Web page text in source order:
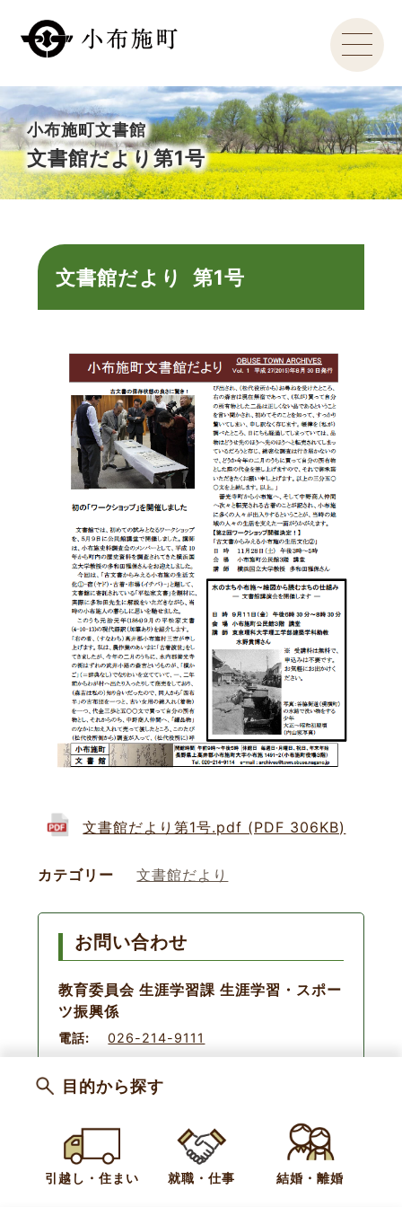
小布施町文書館
文書館だより第1号
文書館だより 第1号
文書館だより第1号.pdf (PDF 306KB)
カテゴリー 文書館だより
お問い合わせ
教育委員会 生涯学習課 生涯学習・スポー
ツ振興係
電話: 026-214-9111
ご利用案内
新着情報
目的から探す
引越し・住まい 就職・仕事 結婚・離婚